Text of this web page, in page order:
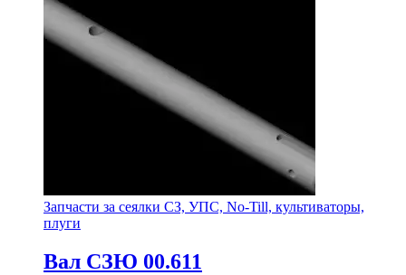
Запчасти за сеялки СЗ, УПС, No-Till, культиваторы,
плуги
Вал СЗЮ 00.611